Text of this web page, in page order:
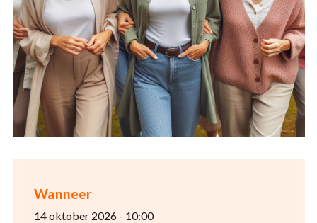
Wanneer
14 oktober 2026 - 10:00